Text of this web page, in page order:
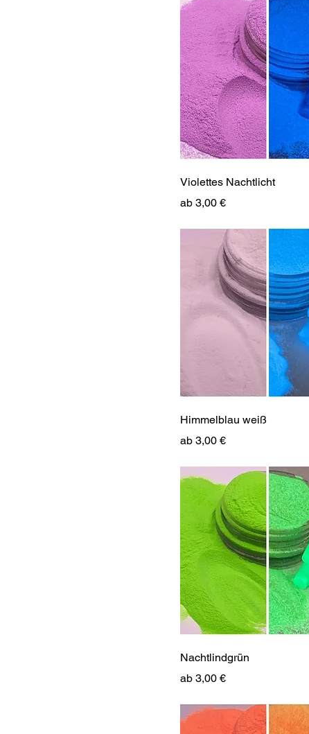
Violettes Nachtlicht
ab 3,00 €
Sale-Preis
Himmelblau weiß
ab 3,00 €
Sale-Preis
Nachtlindgrün
ab 3,00 €
Sale-Preis